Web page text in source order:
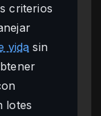
criterios
vida sin
lotes